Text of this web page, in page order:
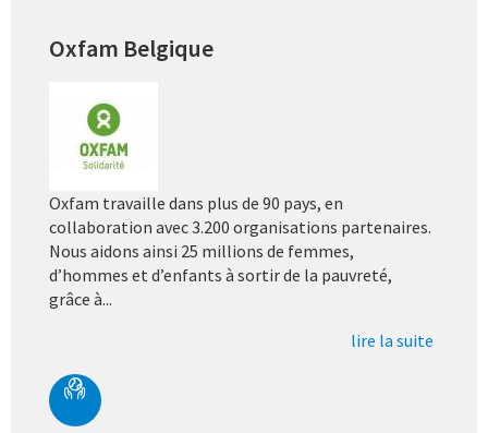
Oxfam Belgique
Oxfam travaille dans plus de 90 pays, en
collaboration avec 3.200 organisations partenaires.
Nous aidons ainsi 25 millions de femmes,
d’hommes et d’enfants à sortir de la pauvreté,
grâce à...
lire la suite